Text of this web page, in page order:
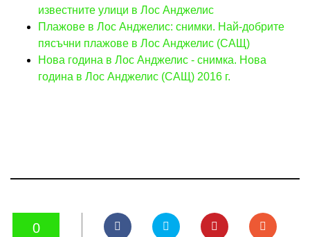
известните улици в Лос Анджелис
Плажове в Лос Анджелис: снимки. Най-добрите
пясъчни плажове в Лос Анджелис (САЩ)
Нова година в Лос Анджелис - снимка. Нова
година в Лос Анджелис (САЩ) 2016 г.
0